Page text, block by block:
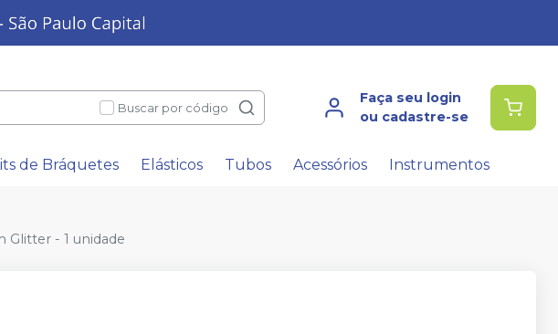
Buscar por código
Faça seu login
ou cadastre-se
de Bráquetes Elásticos Tubos Acessórios Instrumentos
Glitter - 1 unidade